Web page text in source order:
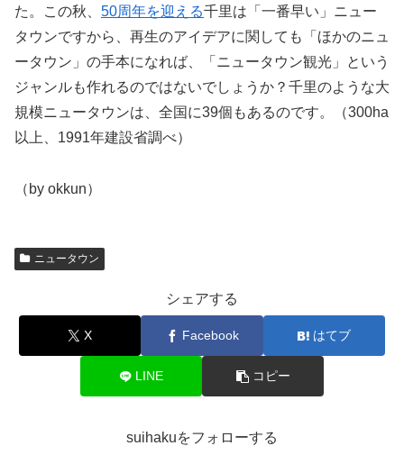
た。この秋、 50周年を迎える千里は「一番早い」ニュー
タウンですから、再生のアイデアに関しても「ほかのニュ
ータウン」の手本になれば、「ニュータウン観光」という
ジャンルも作れるのではないでしょうか？千里のような大
規模ニュータウンは、全国に39個もあるのです。（300ha
以上、1991年建設省調べ）
（by okkun）
ニュータウン
シェアする
X Facebook はてブ
LINE コピー
suihakuをフォローする